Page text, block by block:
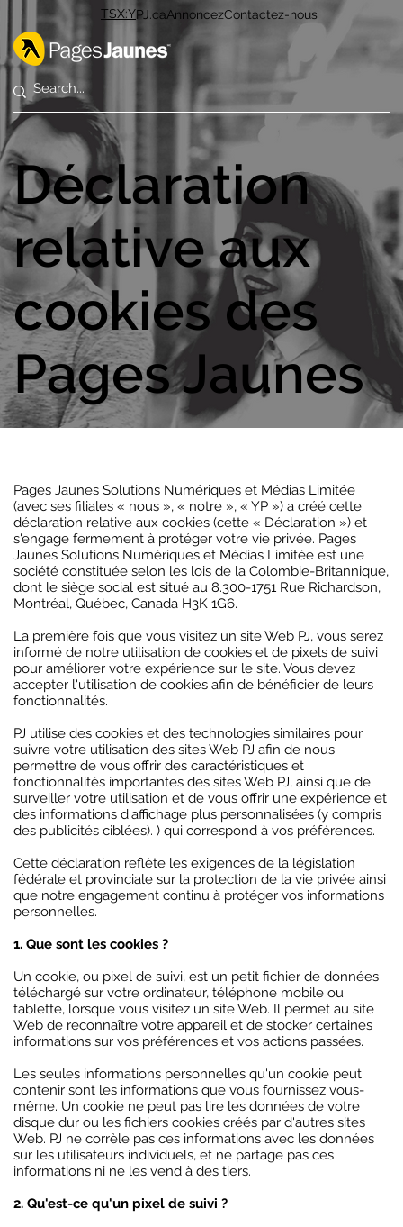
TSX:Y AnnoncezContactez-nous
PJ.ca
Déclaration
relative aux
cookies des
Pages Jaunes
Pages Jaunes Solutions Numériques et Médias Limitée
(avec ses filiales « nous », « notre », « YP ») a créé cette
déclaration relative aux cookies (cette « Déclaration ») et
s'engage fermement à protéger votre vie privée. Pages
Jaunes Solutions Numériques et Médias Limitée est une
société constituée selon les lois de la Colombie-Britannique,
dont le siège social est situé au 8.300-1751 Rue Richardson,
Montréal, Québec, Canada H3K 1G6.
La première fois que vous visitez un site Web PJ, vous serez
informé de notre utilisation de cookies et de pixels de suivi
pour améliorer votre expérience sur le site. Vous devez
accepter l'utilisation de cookies afin de bénéficier de leurs
fonctionnalités.
PJ utilise des cookies et des technologies similaires pour
suivre votre utilisation des sites Web PJ afin de nous
permettre de vous offrir des caractéristiques et
fonctionnalités importantes des sites Web PJ, ainsi que de
surveiller votre utilisation et de vous offrir une expérience et
des informations d'affichage plus personnalisées (y compris
des publicités ciblées). ) qui correspond à vos préférences.
Cette déclaration reflète les exigences de la législation
fédérale et provinciale sur la protection de la vie privée ainsi
que notre engagement continu à protéger vos informations
personnelles.
1. Que sont les cookies ?
Un cookie, ou pixel de suivi, est un petit fichier de données
téléchargé sur votre ordinateur, téléphone mobile ou
tablette, lorsque vous visitez un site Web. Il permet au site
Web de reconnaître votre appareil et de stocker certaines
informations sur vos préférences et vos actions passées.
Les seules informations personnelles qu'un cookie peut
contenir sont les informations que vous fournissez vous-
même. Un cookie ne peut pas lire les données de votre
disque dur ou les fichiers cookies créés par d'autres sites
Web. PJ ne corrèle pas ces informations avec les données
sur les utilisateurs individuels, et ne partage pas ces
informations ni ne les vend à des tiers.
2. Qu'est-ce qu'un pixel de suivi ?